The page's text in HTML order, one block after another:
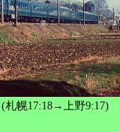
札幌17:18→上野9:17)